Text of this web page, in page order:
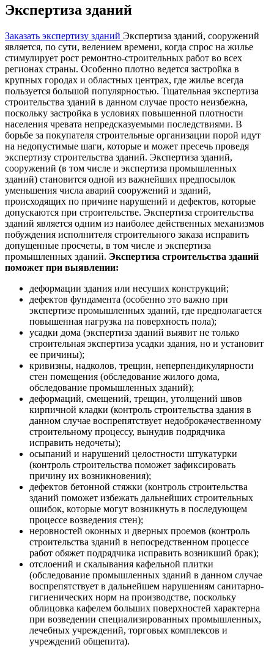
Экспертиза зданий
Заказать экспертизу зданий Экспертиза зданий, сооружений
является, по сути, велением времени, когда спрос на жилье
стимулирует рост ремонтно-строительных работ во всех
регионах страны. Особенно плотно ведется застройка в
крупных городах и областных центрах, где жилье всегда
пользуется большой популярностью. Тщательная экспертиза
строительства зданий в данном случае просто неизбежна,
поскольку застройка в условиях повышенной плотности
населения чревата непредсказуемыми последствиями. В
борьбе за покупателя строительные организации порой идут
на недопустимые шаги, которые и может пресечь проведя
экспертизу строительства зданий. Экспертиза зданий,
сооружений (в том числе и экспертиза промышленных
зданий) становится одной из важнейших предпосылок
уменьшения числа аварий сооружений и зданий,
происходящих по причине нарушений и дефектов, которые
допускаются при строительстве. Экспертиза строительства
зданий является одним из наиболее действенных механизмов
побуждения исполнителя строительного заказа исправить
допущенные просчеты, в том числе и экспертиза
промышленных зданий. Экспертиза строительства зданий
поможет при выявлении:
деформации здания или несуших конструкций;
дефектов фундамента (особенно это важно при
экспертизе промышленных зданий, где предполагается
повышенная нагрузка на поверхность пола);
усадки дома (экспертиза зданий выявит не только
строительная экспертиза усадки здания, но и установит
ее причины);
кривизны, надколов, трещин, неперпендикулярности
стен помещения (обследование жилого дома,
обследование промышленных зданий);
деформаций, смещений, трещин, утолщений швов
кирпичной кладки (контроль строительства здания в
данном случае воспрепятствует недоброкачественному
строительному процессу, вынудив подрядчика
исправить недочеты);
осыпаний и нарушений целостности штукатурки
(контроль строительства поможет зафиксировать
причину их возникновения);
дефектов бетонной стяжки (контроль строительства
зданий поможет избежать дальнейших строительных
ошибок, которые могут возникнуть в последующем
процессе возведения стен);
неровностей оконных и дверных проемов (контроль
строительства зданий в непосредственном процессе
работ обяжет подрядчика исправить возникший брак);
отслоений и скалывания кафельной плитки
(обследование промышленных зданий в данном случае
воспрепятствует в дальнейшем нарушениям санитарно-
гигиенических норм на производстве, поскольку
облицовка кафелем больших поверхностей характерна
при возведении специализированных промышленных,
лечебных учреждений, торговых комплексов и
учреждений общепита).